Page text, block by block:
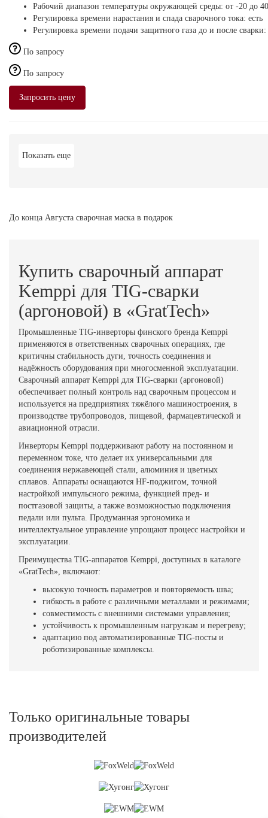
Рабочий диапазон температуры окружающей среды: от -20 до
Регулировка времени нарастания и спада сварочного тока: есть
Регулировка времени подачи защитного газа до и после сварки:
По запросу
По запросу
Запросить цену
Показать еще
До конца Августа сварочная маска в подарок
Купить сварочный аппарат
Kemppi для TIG-сварки
(аргоновой) в «GratTech»
Промышленные TIG-инверторы финского бренда Kemppi
применяются в ответственных сварочных операциях, где
критичны стабильность дуги, точность соединения и
надёжность оборудования при многосменной эксплуатации.
Сварочный аппарат Kemppi для TIG-сварки (аргоновой)
обеспечивает полный контроль над сварочным процессом и
используется на предприятиях тяжёлого машиностроения, в
производстве трубопроводов, пищевой, фармацевтической и
авиационной отрасли.
Инверторы Kemppi поддерживают работу на постоянном и
переменном токе, что делает их универсальными для
соединения нержавеющей стали, алюминия и цветных
сплавов. Аппараты оснащаются HF-поджигом, точной
настройкой импульсного режима, функцией пред- и
постгазовой защиты, а также возможностью подключения
педали или пульта. Продуманная эргономика и
интеллектуальное управление упрощают процесс настройки и
эксплуатации.
Преимущества TIG-аппаратов Kemppi, доступных в каталоге
«GratTech», включают:
высокую точность параметров и повторяемость шва;
гибкость в работе с различными металлами и режимами;
совместимость с внешними системами управления;
устойчивость к промышленным нагрузкам и перегреву;
адаптацию под автоматизированные TIG-посты и
роботизированные комплексы.
Только оригинальные товары
производителей